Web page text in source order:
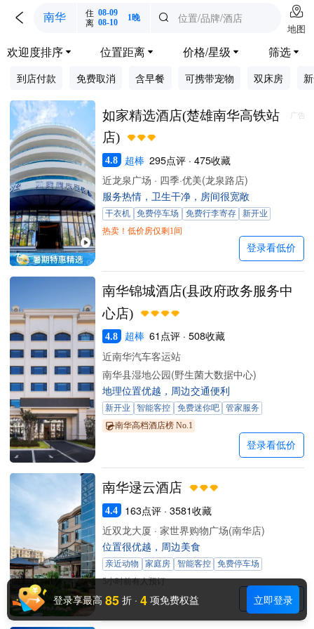
 南华 住 08-09
离 08-10 1晚  位置/品牌/酒店 
地图
欢迎度排序 位置距离  价格/星级  筛选 
到店付款 免费取消 含早餐 可携带宠物 双床房
如家精选酒店(楚雄南华高铁站
店)
广告
4.8 超棒 295点评 · 475收藏
近龙泉广场 · 四季·优美(龙泉路店)
服务热情，卫生干净，房间很宽敞
干衣机 免费停车场 免费行李寄存
新开业
热卖！低价房仅剩1间
登录看低价
南华锦城酒店(县政府政务服务中
心店)
4.8 超棒 61点评 · 508收藏
近南华汽车客运站
南华县湿地公园(野生菌大数据中心)
地理位置优越，周边交通便利
新开业 智能客控 免费迷你吧
管家服务
南华高档酒店榜 No.1
登录看低价
南华逯云酒店
4.4
163点评 · 3581收藏
近双龙大厦 · 家世界购物广场(南华店)
位置很优越，周边美食
亲近动物 家庭房 智能客控
免费停车场
5小时前有人预订
登录看低价
登录享最高 85 折 · 4 项免费权益 立即登录